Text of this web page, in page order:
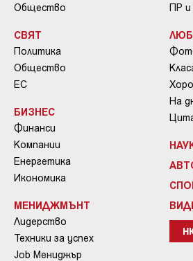
Общество
СВЯТ
Политика
Общество
ЕС
БИЗНЕС
Финанси
Компании
Енергетика
Икономика
МЕНИДЖМЪНТ
Лидерство
Техники за успех
Job Мениджър
ПР и
На